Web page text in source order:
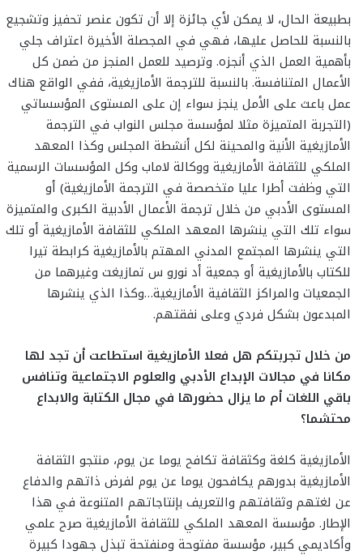
بطبيعة الحال، لا يمكن لأي جائزة إلا أن تكون عنصر تحفيز وتشجيع
بالنسبة للحاصل عليها، فهي في المجصلة الأخيرة اعتراف جلي
بأهمية العمل الذي أنجزه. وترصيد للعمل المنجز من ضمن كل
الأعمال المتنافسة. بالنسبة للترجمة الأمازيغية، ففي الواقع هناك
عمل باعث على الأمل ينجز سواء إن على المستوى المؤسساتي
(التجربة المتميزة مثلا لمؤسسة مجلس النواب في الترجمة
الأمازيغية الأنية والمحينة لكل أنشطة المجلس وكذا المعهد
الملكي للثقافة الأمازيغية ووكالة لاماب وكل المؤسسات الرسمية
التي وظفت أطرا عليا متخصصة في الترجمة الأمازيغية) أو
المستوى الأدبي من خلال ترجمة الأعمال الأدبية الكبرى والمتميزة
سواء تلك التي ينشرها المعهد الملكي للثقافة الأمازيغية أو تلك
التي ينشرها المجتمع المدني المهتم بالأمازيغية كرابطة تيرا
للكتاب بالأمازيغية أو جمعية أد نورو س تمازيغت وغيرهما من
الجمعيات والمراكز الثقافية الأمازيغية…وكذا الذي ينشرها
المبدعون بشكل فردي وعلى نفقتهم.
من خلال تجربتكم هل فعلا الأمازيغية استطاعت أن تجد لها
مكانا في مجالات الإبداع الأدبي والعلوم الاجتماعية وتنافس
باقي اللغات أم ما يزال حضورها في مجال الكتابة والابداع
محتشما؟
الأمازيغية كلغة وكثقافة تكافح يوما عن يوم، منتجو الثقافة
الأمازيغية بدورهم يكافحون يوما عن يوم لفرض ذاتهم والدفاع
عن لغتهم وثقافتهم والتعريف بإنتاجاتهم المتنوعة في هذا
الإطار. مؤسسة المعهد الملكي للثقافة الأمازيغية صرح علمي
وأكاديمي كبير، مؤسسة مفتوحة ومنفتحة تبذل جهودا كبيرة